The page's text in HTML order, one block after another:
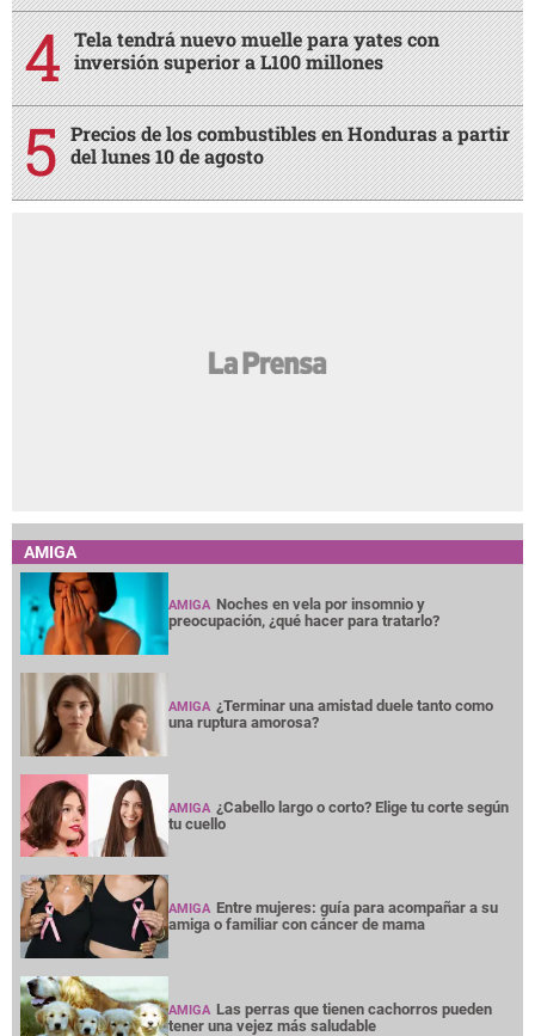
Tela tendrá nuevo muelle para yates con
inversión superior a L100 millones
Precios de los combustibles en Honduras a partir
del lunes 10 de agosto
AMIGA
AMIGA Noches en vela por insomnio y
preocupación, ¿qué hacer para tratarlo?
AMIGA ¿Terminar una amistad duele tanto como
una ruptura amorosa?
AMIGA ¿Cabello largo o corto? Elige tu corte según
tu cuello
AMIGA Entre mujeres: guía para acompañar a su
amiga o familiar con cáncer de mama
AMIGA Las perras que tienen cachorros pueden
tener una vejez más saludable